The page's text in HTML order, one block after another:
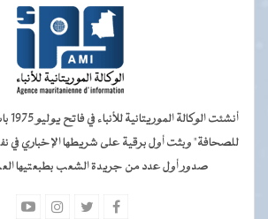
للصحافة" وبثت أول برقية على شريطها الإخباري في
صدور أول عدد من جريدة الشعب بطبعتيها